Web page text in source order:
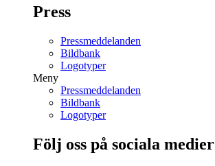
Press
Pressmeddelanden
Bildbank
Logotyper
Meny
Pressmeddelanden
Bildbank
Logotyper
Följ oss på sociala medier